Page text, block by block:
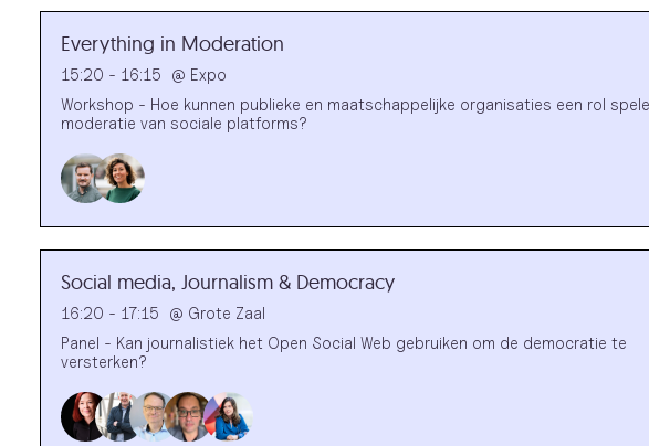
Everything in Moderation
15:20 - 16:15 @ Expo
Workshop - Hoe kunnen publieke en maatschappelijke organisaties een rol
moderatie van sociale platforms?
Social media, Journalism & Democracy
16:20 - 17:15 @ Grote Zaal
Panel - Kan journalistiek het Open Social Web gebruiken om de democratie te
versterken?